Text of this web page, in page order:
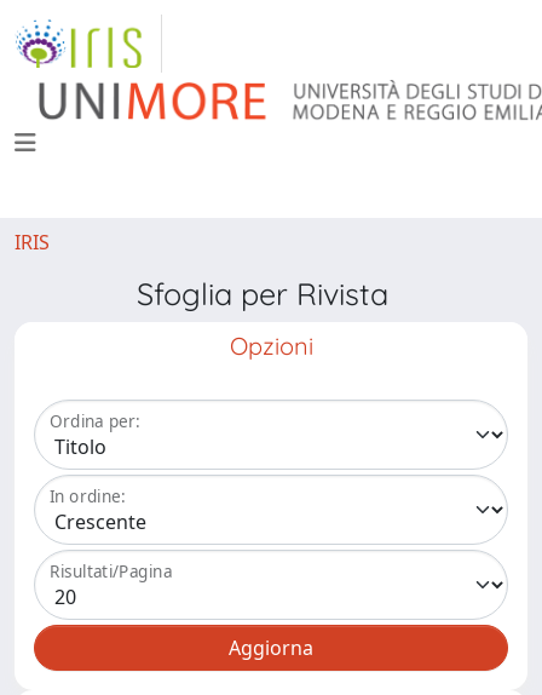
IRIS
Sfoglia per Rivista
Opzioni
Ordina per:
In ordine:
Risultati/Pagina